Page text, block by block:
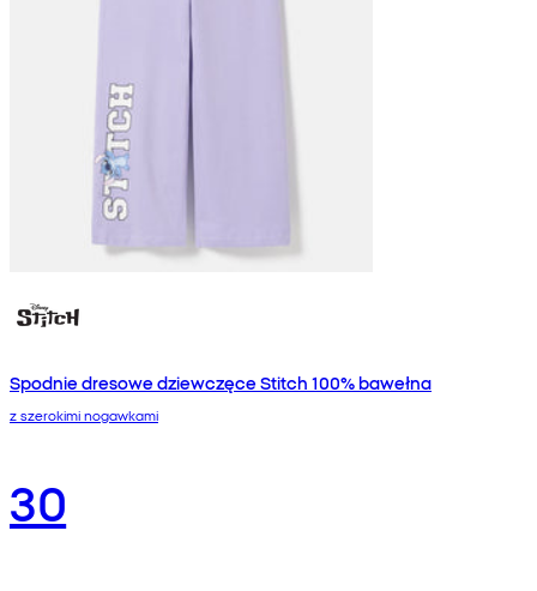
Spodnie dresowe dziewczęce Stitch 100% bawełna
z szerokimi nogawkami
30